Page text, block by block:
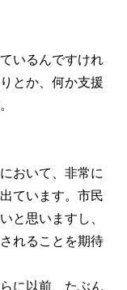
いるんですけれ
とか、何か支援
おいて、非常に
ています。市民
と思いますし、
れることを期待
に以前、たぶん